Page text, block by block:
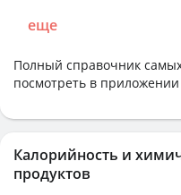
еще
Полный справочник
посмотреть в приложении
Калорийность и
продуктов